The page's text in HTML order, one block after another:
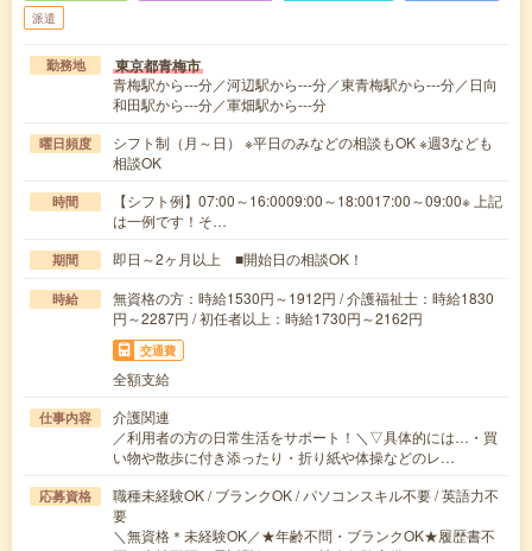
派遣
勤務地 東京都青梅市
青梅駅から---分／河辺駅から---分／東青梅駅から---分／日向
和田駅から---分／軍畑駅から---分
曜日頻度
シフト制（月～日） ※平日のみなどの相談もOK ※週3なども
相談OK
時間
【シフト例】07:00～16:0009:00～18:0017:00～09:00※ 上記
は一例です！そ…
期間 即日～2ヶ月以上 ■開始日の相談OK！
時給
無資格の方：時給1530円～1912円 / 介護福祉士：時給1830
円～2287円 / 初任者以上：時給1730円～2162円
交通費
全額支給
仕事内容
介護関連
／利用者の方の日常生活をサポート！＼▽具体的には…・買
い物や散歩に付き添ったり・折り紙や体操などのレ…
応募資格
職種未経験OK / ブランクOK / パソコンスキル不要 / 英語力不
要
＼無資格＊未経験OK／★年齢不問・ブランクOK★履歴書不